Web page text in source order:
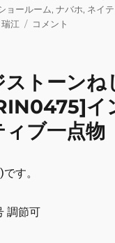
l
bl l
テ
ゴ
ョールーム,ナバホ, ネイ
瑞江
コ
ペ
ダ
ン
ト
ス
コメント
ストーンね
イ
ィブ一点物
す。
調節可